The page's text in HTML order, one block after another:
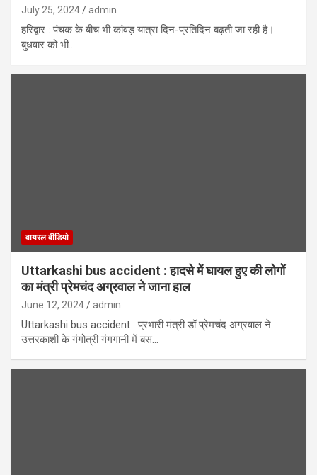
July 25, 2024 admin
हरिद्वार : पंचक के बीच भी कांवड़ यात्रा दिन-प्रतिदिन बढ़ती जा रही है।
बुधवार को भी…
वायरल वीडियो
Uttarkashi bus accident : हादसे में घायल हुए की लोगों
का मंत्री प्रेमचंद अग्रवाल ने जाना हाल
June 12, 2024 admin
Uttarkashi bus accident : प्रभारी मंत्री डॉ प्रेमचंद अग्रवाल ने
उत्तरकाशी के गंगोत्री गंगगानी में बस…